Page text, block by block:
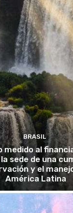
BRASIL
medido al
sede de una
y el
América Latina